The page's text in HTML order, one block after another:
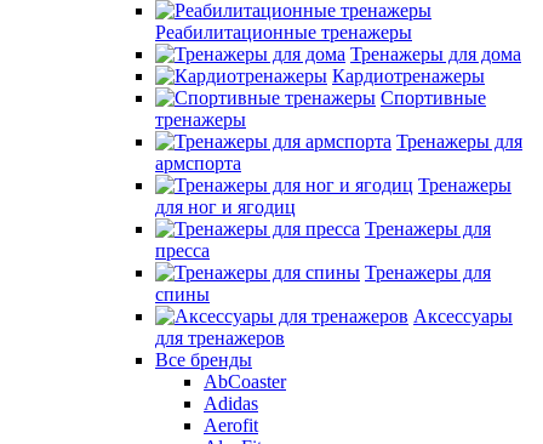
Реабилитационные тренажеры
Тренажеры для дома
Кардиотренажеры
Спортивные
тренажеры
Тренажеры для
армспорта
Тренажеры
для ног и ягодиц
Тренажеры для
пресса
Тренажеры для
спины
Аксессуары
для тренажеров
Все бренды
AbCoaster
Adidas
Aerofit